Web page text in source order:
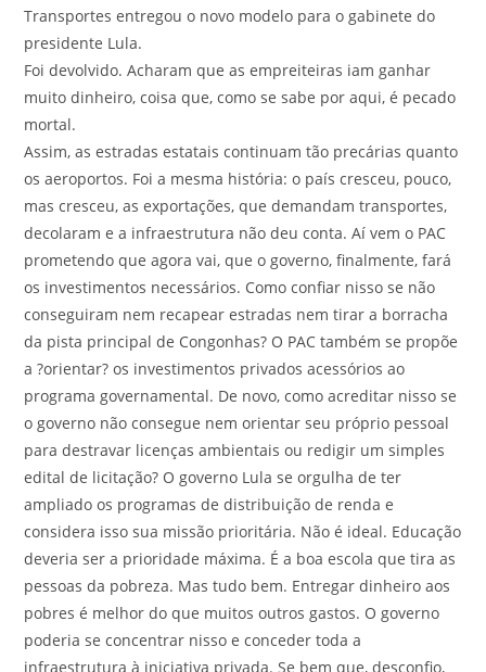
Transportes entregou o novo modelo para o gabinete do
presidente Lula.
Foi devolvido. Acharam que as empreiteiras iam ganhar
muito dinheiro, coisa que, como se sabe por aqui, é pecado
mortal.
Assim, as estradas estatais continuam tão precárias quanto
os aeroportos. Foi a mesma história: o país cresceu, pouco,
mas cresceu, as exportações, que demandam transportes,
decolaram e a infraestrutura não deu conta. Aí vem o PAC
prometendo que agora vai, que o governo, finalmente, fará
os investimentos necessários. Como confiar nisso se não
conseguiram nem recapear estradas nem tirar a borracha
da pista principal de Congonhas? O PAC também se propõe
a ?orientar? os investimentos privados acessórios ao
programa governamental. De novo, como acreditar nisso se
o governo não consegue nem orientar seu próprio pessoal
para destravar licenças ambientais ou redigir um simples
edital de licitação? O governo Lula se orgulha de ter
ampliado os programas de distribuição de renda e
considera isso sua missão prioritária. Não é ideal. Educação
deveria ser a prioridade máxima. É a boa escola que tira as
pessoas da pobreza. Mas tudo bem. Entregar dinheiro aos
pobres é melhor do que muitos outros gastos. O governo
poderia se concentrar nisso e conceder toda a
infraestrutura à iniciativa privada. Se bem que, desconfio,